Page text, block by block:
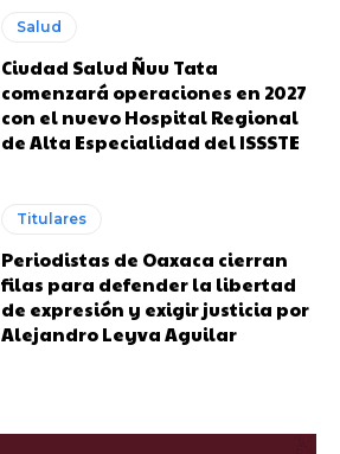
Salud
Ciudad Salud Ñuu Tata
comenzará operaciones en 2027
con el nuevo Hospital Regional
de Alta Especialidad del ISSSTE
Titulares
Periodistas de Oaxaca cierran
filas para defender la libertad
de expresión y exigir justicia por
Alejandro Leyva Aguilar